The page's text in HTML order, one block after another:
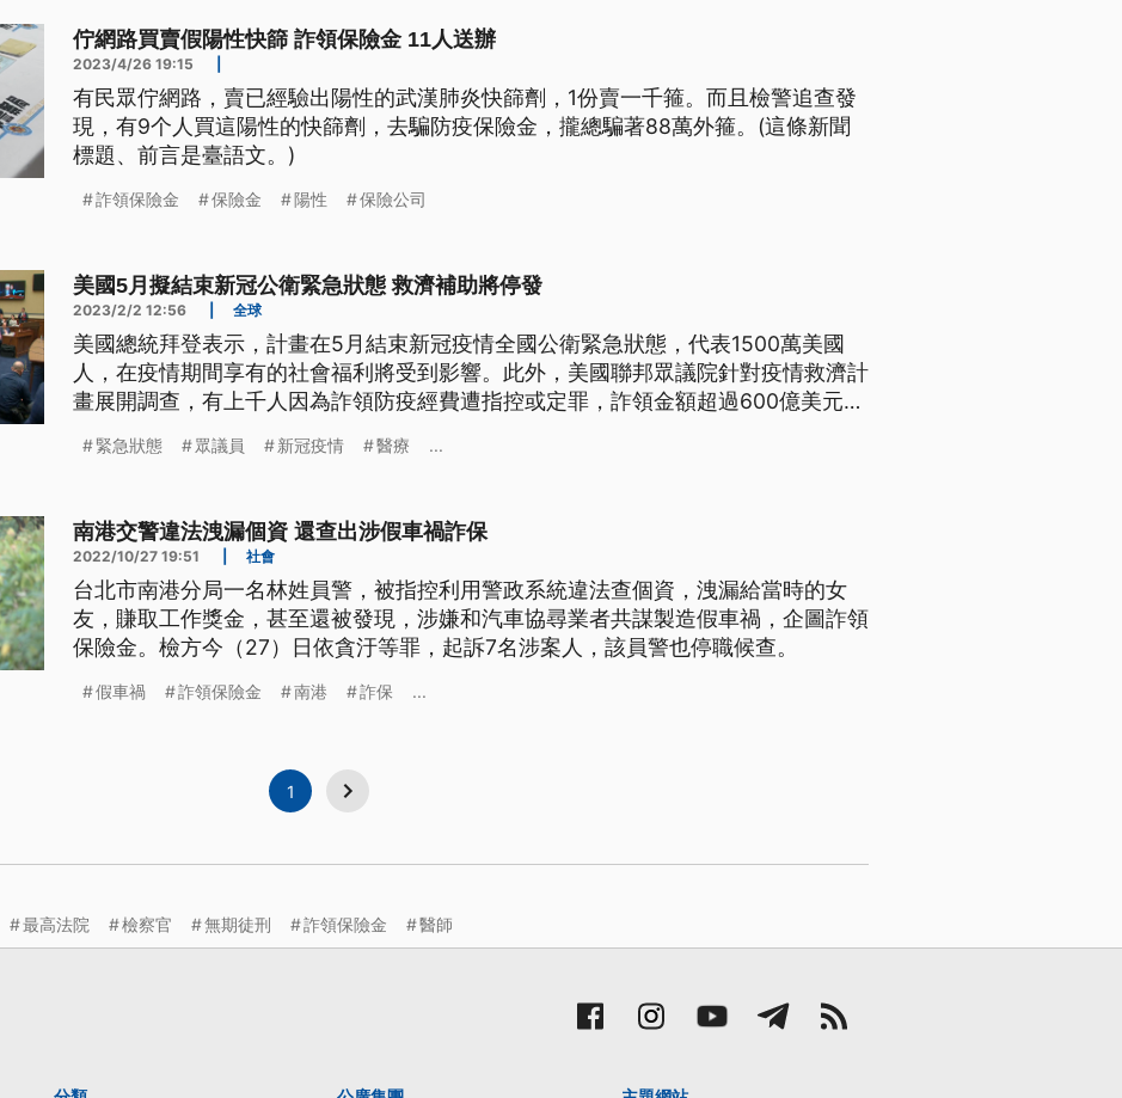
佇網路買賣假陽性快篩 詐領保險金 11人送辦
2023/4/26 19:15
有民眾佇網路，賣已經驗出陽性的武漢肺炎快篩劑，1份賣一千箍。而且檢警追查發
現，有9个人買這陽性的快篩劑，去騙防疫保險金，攏總騙著88萬外箍。(這條新聞
標題、前言是臺語文。)
詐領保險金 保險金 陽性 保險公司
美國5月擬結束新冠公衛緊急狀態 救濟補助將停發
2023/2/2 12:56 全球
美國總統拜登表示，計畫在5月結束新冠疫情全國公衛緊急狀態，代表1500萬美國
人，在疫情期間享有的社會福利將受到影響。此外，美國聯邦眾議院針對疫情救濟計
畫展開調查，有上千人因為詐領防疫經費遭指控或定罪，詐領金額超過600億美元，
緊急狀態 眾議員 新冠疫情 醫療 ...
南港交警違法洩漏個資 還查出涉假車禍詐保
2022/10/27 19:51 社會
台北市南港分局一名林姓員警，被指控利用警政系統違法查個資，洩漏給當時的女
友，賺取工作獎金，甚至還被發現，涉嫌和汽車協尋業者共謀製造假車禍，企圖詐領
保險金。檢方今（27）日依貪汙等罪，起訴7名涉案人，該員警也停職候查。
假車禍 詐領保險金 南港 詐保 ...
1
最高法院 檢察官 無期徒刑 詐領保險金 醫師